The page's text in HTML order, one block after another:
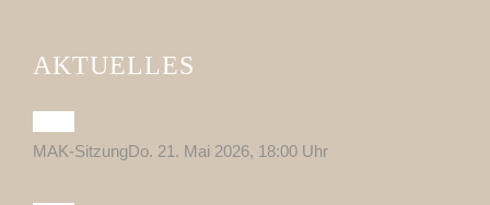
AKTUELLES
MAK-SitzungDo. 21. Mai 2026, 18:00 Uhr